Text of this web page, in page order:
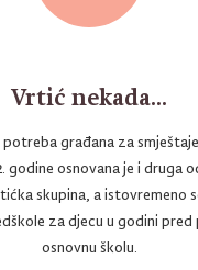
Vrtić nekada...
potreba građana za
godine osnovana je i druga
skupina, a istovremeno
za djecu u godini pred
osnovnu školu.